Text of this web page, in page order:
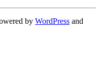
by WordPress and